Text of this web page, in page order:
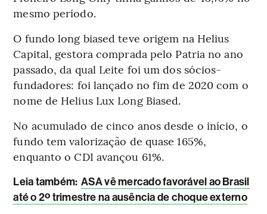
mesmo período.
O fundo long biased teve origem na Helius
Capital, gestora comprada pelo Patria no ano
passado, da qual Leite foi um dos sócios-
fundadores: foi lançado no fim de 2020 com o
nome de Helius Lux Long Biased.
No acumulado de cinco anos desde o início, o
fundo tem valorização de quase 165%,
enquanto o CDI avançou 61%.
Leia também: ASA vê mercado favorável ao Brasil
até o 2º trimestre na ausência de choque externo